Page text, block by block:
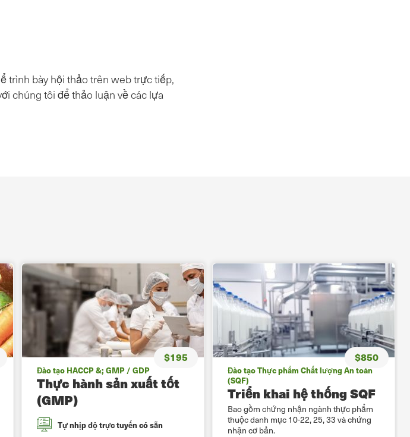
trình bày hội thảo trên web trực tiếp,
chúng tôi để thảo luận về các lựa
$195
Đào tạo HACCP &; GMP / GDP
Thực hành sản xuất tốt
(GMP)
Tự nhịp độ trực tuyến có sẵn
$850
Đào tạo Thực phẩm Chất lượng An toàn
(SQF)
Triển khai hệ thống SQF
Bao gồm chứng nhận ngành thực phẩm
thuộc danh mục 10-22, 25, 33 và chứng
nhận cơ bản.